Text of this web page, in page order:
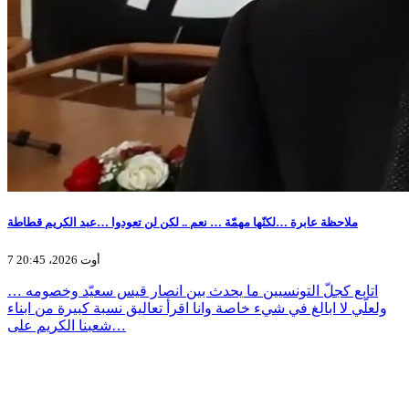
ملاحظة عابرة …لكنّها مهمّة … نعم .. لكن لن تعودوا …عبد الكريم قطاطة
7 أوت 2026، 20:45
اتابع كجلّ التونسيين ما يحدث بين انصار قيس سعيّد وخصومه …
ولعلّي لا ابالغ في شيء خاصة وانا اقرأ تعاليق نسبة كبيرة من ابناء
شعبنا الكريم على…